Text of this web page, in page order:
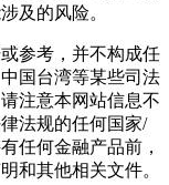
及的风险。
参考，并不构成任
国台湾等某些司法
注意本网站信息不
法规的任何国家/
任何金融产品前，
和其他相关文件。